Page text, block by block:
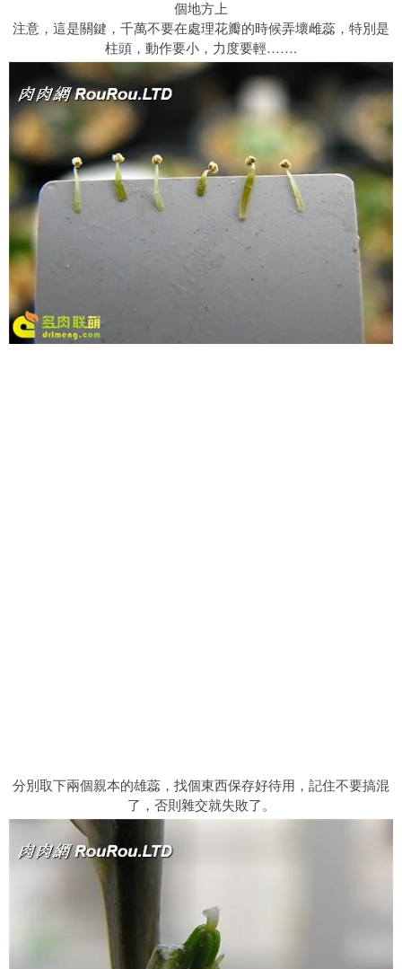
個地方上
注意，這是關鍵，千萬不要在處理花瓣的時候弄壞雌蕊，特別是
柱頭，動作要小，力度要輕…….
分別取下兩個親本的雄蕊，找個東西保存好待用，記住不要搞混
了，否則雜交就失敗了。